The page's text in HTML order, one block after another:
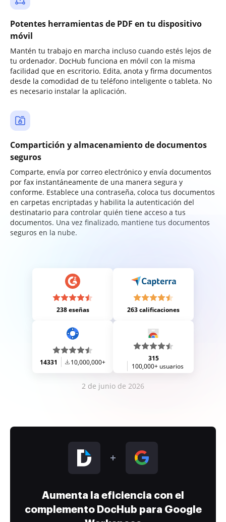
Potentes herramientas de PDF en tu dispositivo
móvil
Mantén tu trabajo en marcha incluso cuando estés lejos de
tu ordenador. DocHub funciona en móvil con la misma
facilidad que en escritorio. Edita, anota y firma documentos
desde la comodidad de tu teléfono inteligente o tableta. No
es necesario instalar la aplicación.
Compartición y almacenamiento de documentos
seguros
Comparte, envía por correo electrónico y envía documentos
por fax instantáneamente de una manera segura y
conforme. Establece una contraseña, coloca tus documentos
en carpetas encriptadas y habilita la autenticación del
destinatario para controlar quién tiene acceso a tus
documentos. Una vez finalizado, mantiene tus documentos
seguros en la nube.
238 eseñas 263 calificaciones
14331 10,000,000+
315
100,000+ usuarios
2 de junio de 2026
Aumenta la eficiencia con el
complemento DocHub para Google